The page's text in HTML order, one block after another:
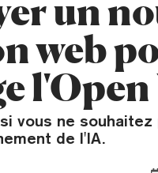
un
web
l'Open
vous ne souhaitez
de l'IA.